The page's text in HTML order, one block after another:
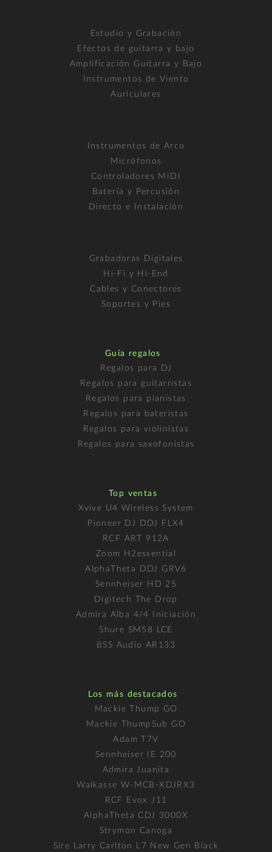
Estudio y Grabación
Efectos de guitarra y bajo
Amplificación Guitarra y Bajo
Instrumentos de Viento
Auriculares
Instrumentos de Arco
Micrófonos
Controladores MIDI
Batería y Percusión
Directo e Instalación
Grabadoras Digitales
Hi-Fi y Hi-End
Cables y Conectores
Soportes y Pies
Guía regalos
Regalos para DJ
Regalos para guitarristas
Regalos para pianistas
Regalos para bateristas
Regalos para violinistas
Regalos para saxofonistas
Top ventas
Xvive U4 Wireless System
Pioneer DJ DDJ FLX4
RCF ART 912A
Zoom H2essential
AlphaTheta DDJ GRV6
Sennheiser HD 25
Digitech The Drop
Admira Alba 4/4 Iniciación
Shure SM58 LCE
BSS Audio AR133
Los más destacados
Mackie Thump GO
Mackie ThumpSub GO
Adam T7V
Sennheiser IE 200
Admira Juanita
Walkasse W-MCB-XDJRX3
RCF Evox J11
AlphaTheta CDJ 3000X
Strymon Canoga
Sire Larry Carlton L7 New Gen Black